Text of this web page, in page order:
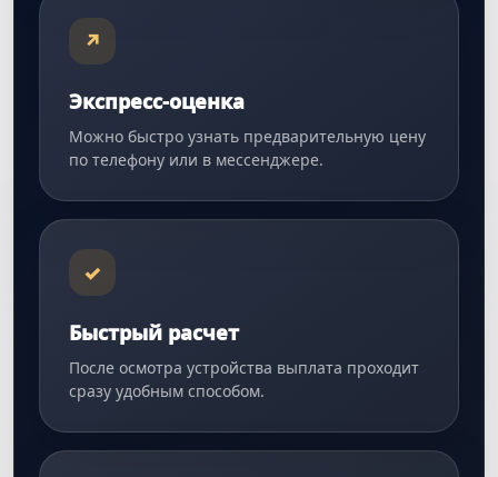
↗
Экспресс-оценка
Можно быстро узнать предварительную цену
по телефону или в мессенджере.
✓
Быстрый расчет
После осмотра устройства выплата проходит
сразу удобным способом.